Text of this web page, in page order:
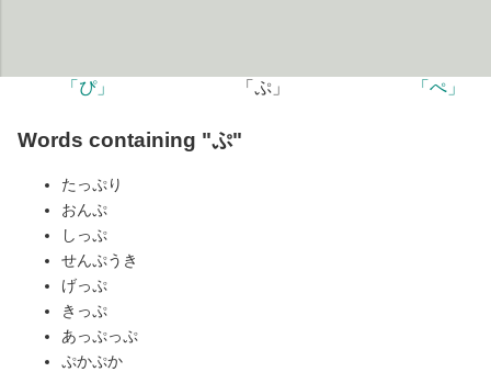
「ぴ」 「ぷ」 「ぺ」
Words containing "ぷ"
たっぷり
おんぷ
しっぷ
せんぷうき
げっぷ
きっぷ
あっぷっぷ
ぷかぷか